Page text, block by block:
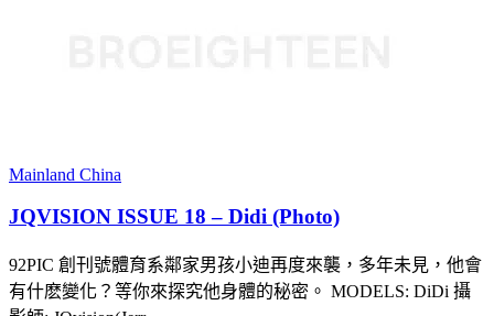
Mainland China
JQVISION ISSUE 18 – Didi (Photo)
92PIC 創刊號體育系鄰家男孩小迪再度來襲，多年未見，他會
有什麽變化？等你來探究他身體的秘密。 MODELS: DiDi 攝